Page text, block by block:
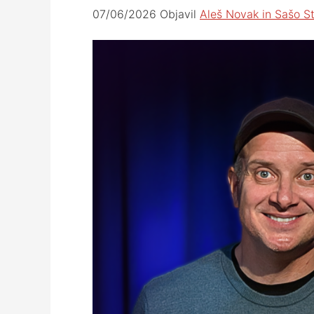
07/06/2026 Objavil Aleš Novak in Sašo